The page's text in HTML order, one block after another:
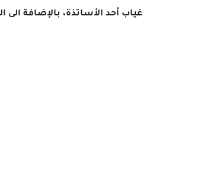
غياب أحد الأساتذة، بالإضافة الى